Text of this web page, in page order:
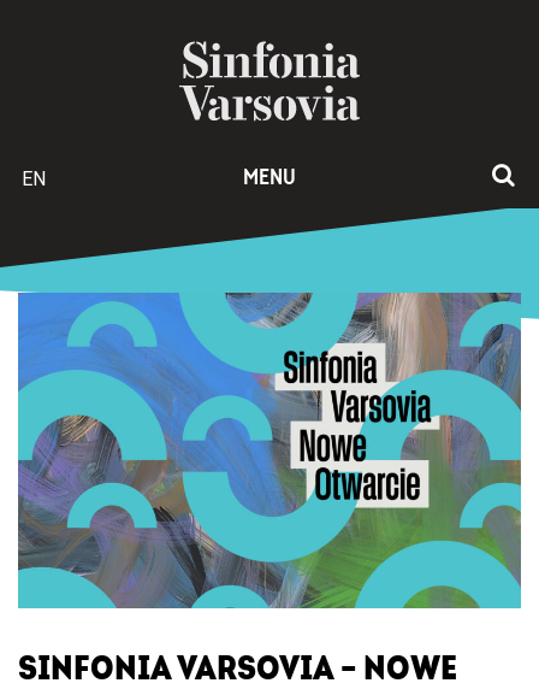
MENU
EN
SINFONIA
VARSOVIA
–
NOWE
OTWARCIE
SINFONIA VARSOVIA– NOWE